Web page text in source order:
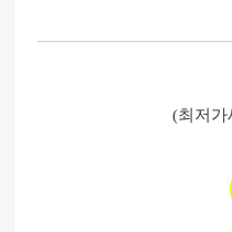
(최저가